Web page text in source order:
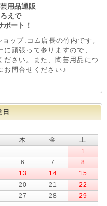
用品通販
えで
ポート！
ョップ.コム店長の竹内です。
頑張って参りますので、
ださい。また、陶芸用品につ
お問合せください♪
日
木 金
土
1
6 7
8
13 14
15
20 21
22
27 28
29